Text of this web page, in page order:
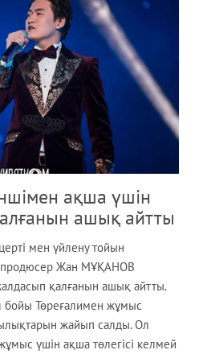
ақша үшін
ашық айтты
мен үйлену тойын
продюсер Жан МҰҚАНОВ
қалғанын ашық айтты.
бойы Төреғалимен жұмыс
жайып салды. Ол
үшін ақша төлегісі келмей